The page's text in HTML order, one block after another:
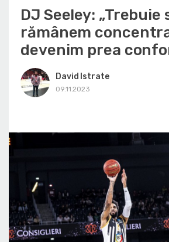
DJ Seeley: „Trebuie
rămânem
devenim prea
David Istrate
09.11.2023